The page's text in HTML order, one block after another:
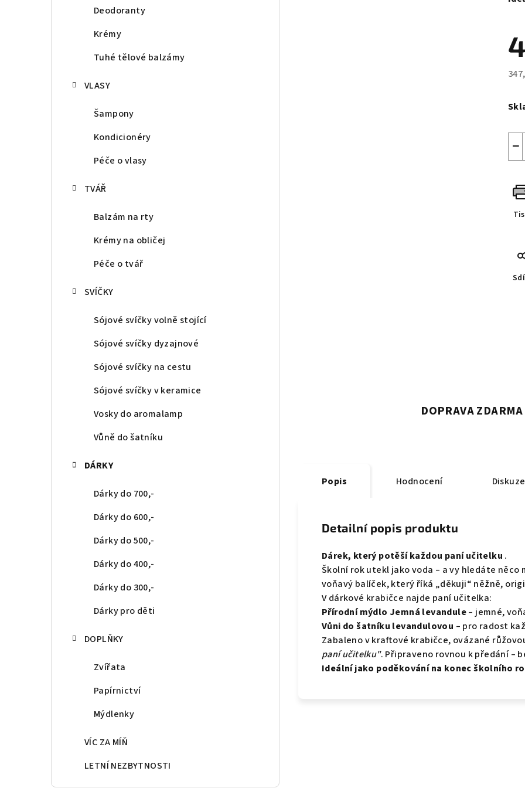
Deodoranty
Krémy
Tuhé tělové balzámy
VLASY
Šampony
Kondicionéry
Péče o vlasy
TVÁŘ
Balzám na rty
Krémy na obličej
Péče o tvář
SVÍČKY
Sójové svíčky volně stojící
Sójové svíčky dyzajnové
Sójové svíčky na cestu
Sójové svíčky v keramice
Vosky do aromalamp
Vůně do šatníku
DÁRKY
Dárky do 700,-
Dárky do 600,-
Dárky do 500,-
Dárky do 400,-
Dárky do 300,-
Dárky pro děti
DOPLŇKY
Zvířata
Papírnictví
Mýdlenky
VÍC ZA MÍŇ
LETNÍ NEZBYTNOSTI
cena:
−
DOPRAVA
Popis Hodnocení Diskuze
Detailní popis produktu
Dárek, který potěší každou paní učitelku .
Školní rok utekl jako voda – a vy hledáte něco
voňavý balíček, který říká „děkuji“ něžně,
V dárkové krabičce najde paní učitelka:
Přírodní mýdlo Jemná levandule– jemné,
Vůni do šatníku levandulovou – pro radost
Zabaleno v kraftové krabičce, ovázané
paní učitelku". Připraveno rovnou k předání –
Ideální jako poděkování na konec školního